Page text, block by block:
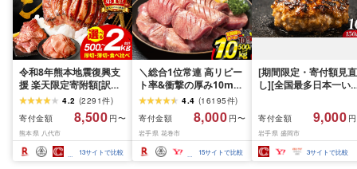
令和8年熊本地震復興支
援 楽天限定寄附額[訳あ
り]牛タン 500g〜2kg 肉
牛肉 訳あり 牛タン 冷凍
小分け 厚切り 薄切り 食
べ比べ 500g 1kg 1.5kg
2kg 牛 人気 ビーフ 牛た
ん ふるさと納税 ランキ
4.2 (2291件)
寄付金額
8,500 円〜
熊本県 八代市
13サイトで比較
＼総合1位常連 高リピー
ト率&衝撃の厚み10mm
厚切り牛タン 塩味/ ≪ス
ピード発送!!10営業日以
内発送≫ 選べる内容量
500g / 1kg 定期便 毎月
届く 牛肉 肉 BBQ ふるさ
と 人気 ランキング 岩手
4.4 (16195件)
寄付金額
8,000 円〜
岩手県 花巻市
15サイトで比較
[期間限定・寄付額見直
し][全国最多日本一い
1.5kg(150g×10個) い
て牛 × 岩中豚 ハンバー
グ 合挽き 合い挽き 黒
和牛 人気 冷凍 個包装
分け 冷凍 牛肉 豚肉 和
寄付金額 9,000
岩手県 盛岡市
3サイトで比較